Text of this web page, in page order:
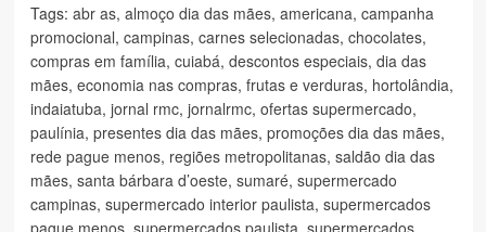
Tags: abr as, almoço dia das mães, americana, campanha
promocional, campinas, carnes selecionadas, chocolates,
compras em família, cuiabá, descontos especiais, dia das
mães, economia nas compras, frutas e verduras, hortolândia,
indaiatuba, jornal rmc, jornalrmc, ofertas supermercado,
paulínia, presentes dia das mães, promoções dia das mães,
rede pague menos, regiões metropolitanas, saldão dia das
mães, santa bárbara d’oeste, sumaré, supermercado
campinas, supermercado interior paulista, supermercados
pague menos, supermercados paulista, supermercados